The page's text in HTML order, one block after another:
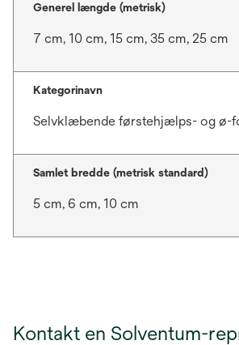
Generel længde (metrisk)
7 cm, 10 cm, 15 cm, 35 cm, 25 cm
Kategorinavn
Selvklæbende førstehjælps- og ø-
Samlet bredde (metrisk standard)
5 cm, 6 cm, 10 cm
Kontakt en Solventum-